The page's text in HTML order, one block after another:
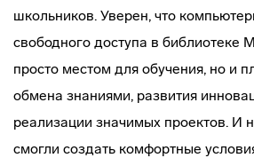
школьников. Уверен, что
свободного доступа в библиотеке
просто местом для обучения, но и
обмена знаниями, развития
реализации значимых проектов. И
смогли создать комфортные